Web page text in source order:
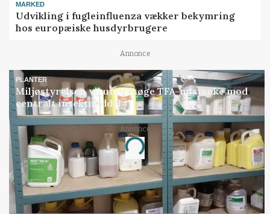
MARKED
Udvikling i fugleinfluenza vækker bekymring
hos europæiske husdyrbrugere
Annonce
PLANTER
Miljøstyrelsen vil undersøge TFA-mistanke mod
centralt insektmiddel
Annonce
Loading...
Jobs